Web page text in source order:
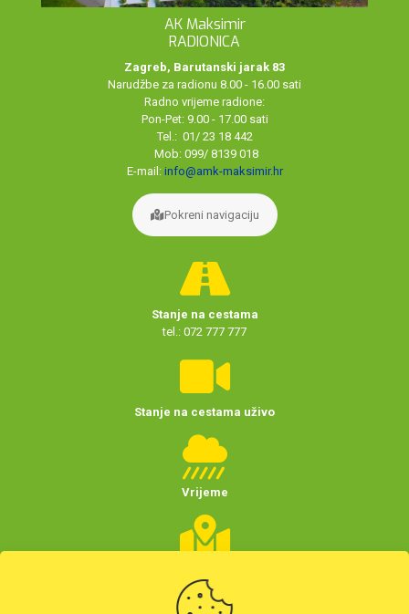
AK Maksimir
RADIONICA
Zagreb, Barutanski jarak 83
Narudžbe za radionu 8.00 - 16.00 sati
Radno vrijeme radione:
Pon-Pet: 9.00 - 17.00 sati
Tel.: 01/ 23 18 442
Mob: 099/ 8139 018
E-mail: info@amk-maksimir.hr
Pokreni navigaciju
Stanje na cestama
tel.: 072 777 777
Stanje na cestama uživo
Vrijeme
(Hrvatske)